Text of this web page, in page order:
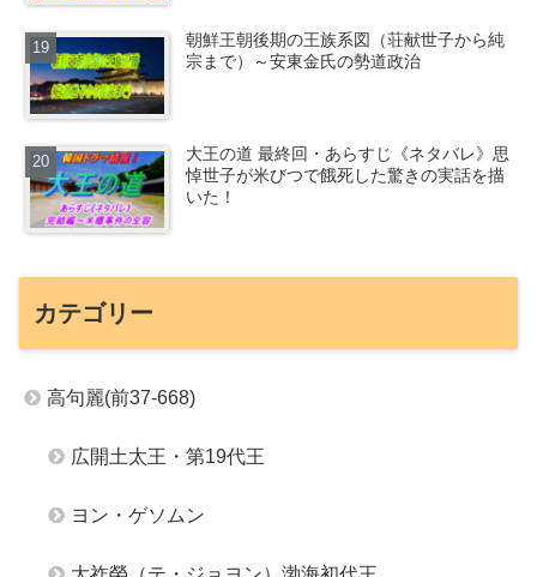
朝鮮王朝後期の王族系図（荘献世子から純
宗まで）～安東金氏の勢道政治
大王の道 最終回・あらすじ《ネタバレ》思
悼世子が米びつで餓死した驚きの実話を描
いた！
カテゴリー
高句麗(前37-668)
広開土太王・第19代王
ヨン・ゲソムン